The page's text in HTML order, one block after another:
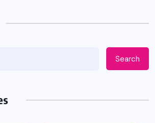
Search